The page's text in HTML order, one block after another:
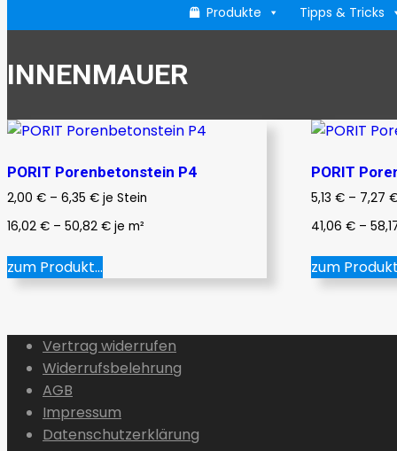
Produkte Tipps & Tricks
INNENMAUER
PORIT Porenbetonstein P4
2,00 € – 6,35 € je Stein
16,02 € – 50,82 € je m²
zum Produkt...
Dieses
Produkt
Varianten
auf.
Optionen
können
PORIT
5,13€ – 7,27
41,06€ –
zum
Vertrag widerrufen
Widerrufsbelehrung
AGB
Impressum
Datenschutzerklärung